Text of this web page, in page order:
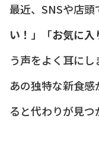
最近、SNSや店頭
い！ 」「お気に
う声をよく耳にし
あの独特な新食
ると代わりが見つ